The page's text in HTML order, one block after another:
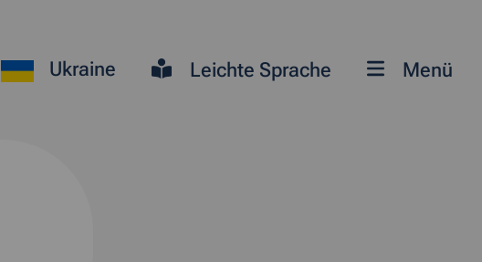
Ukraine Leichte Sprache Menü